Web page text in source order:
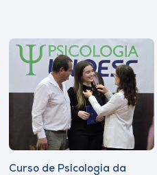
Curso de Psicologia da